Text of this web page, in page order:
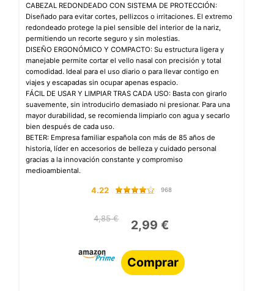
CABEZAL REDONDEADO CON SISTEMA DE PROTECCIÓN:
Diseñado para evitar cortes, pellizcos o irritaciones. El extremo
redondeado protege la piel sensible del interior de la nariz,
permitiendo un recorte seguro y sin molestias.
DISEÑO ERGONÓMICO Y COMPACTO: Su estructura ligera y
manejable permite cortar el vello nasal con precisión y total
comodidad. Ideal para el uso diario o para llevar contigo en
viajes y escapadas sin ocupar apenas espacio.
FÁCIL DE USAR Y LIMPIAR TRAS CADA USO: Basta con girarlo
suavemente, sin introducirlo demasiado ni presionar. Para una
mayor durabilidad, se recomienda limpiarlo con agua y secarlo
bien después de cada uso.
BETER: Empresa familiar española con más de 85 años de
historia, líder en accesorios de belleza y cuidado personal
gracias a la innovación constante y compromiso
medioambiental.
4.22 968
4,85 € 2,99 €
Comprar